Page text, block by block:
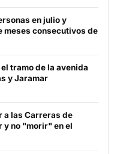
en julio y
meses consecutivos de
tramo de la avenida
y Jaramar
a las Carreras de
y no "morir" en el